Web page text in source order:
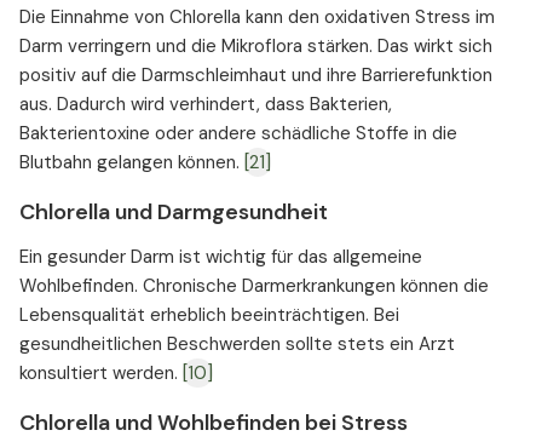
Die Einnahme von Chlorella kann den oxidativen Stress im
Darm verringern und die Mikroflora stärken. Das wirkt sich
positiv auf die Darmschleimhaut und ihre Barrierefunktion
aus. Dadurch wird verhindert, dass Bakterien,
Bakterientoxine oder andere schädliche Stoffe in die
Blutbahn gelangen können. [21]
Chlorella und Darmgesundheit
Ein gesunder Darm ist wichtig für das allgemeine
Wohlbefinden. Chronische Darmerkrankungen können die
Lebensqualität erheblich beeinträchtigen. Bei
gesundheitlichen Beschwerden sollte stets ein Arzt
konsultiert werden. [10]
Chlorella und Wohlbefinden bei Stress